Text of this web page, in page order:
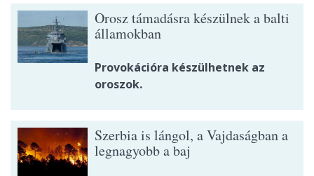
Orosz támadásra készülnek a balti
államokban
Provokációra készülhetnek az
oroszok.
Szerbia is lángol, a Vajdaságban a
legnagyobb a baj